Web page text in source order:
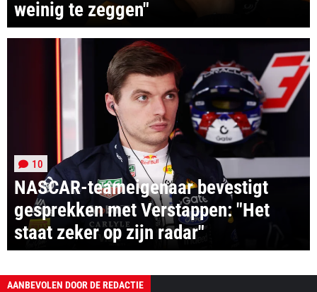
weinig te zeggen"
NASCAR-teameigenaar bevestigt
gesprekken met Verstappen: "Het
staat zeker op zijn radar"
10
AANBEVOLEN DOOR DE REDACTIE